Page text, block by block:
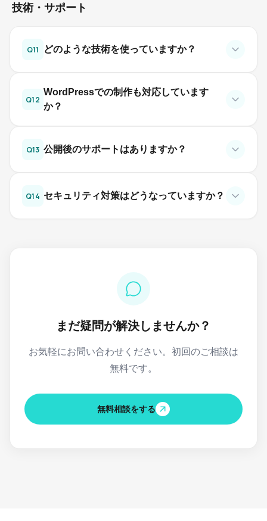
技術・サポート
Q11 どのような技術を使っていますか？
Q12
WordPressでの制作も対応しています
か？
Q13 公開後のサポートはありますか？
Q14 セキュリティ対策はどうなっていますか？
まだ疑問が解決しませんか？
お気軽にお問い合わせください。初回のご相談は
無料です。
無料相談をする